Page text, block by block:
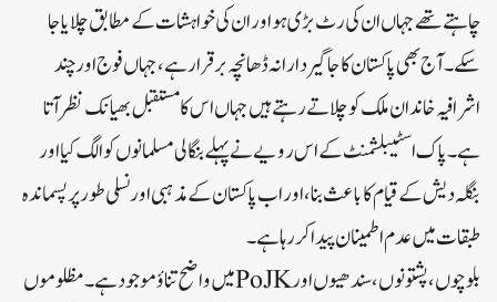
چاہتے تھے جہاں ان کی رٹ بڑی ہو اور ان کی خواہشات کے مطابق چلایا جا
سکے۔ آج بھی پاکستان کا جاگیردارانہ ڈھانچہ برقرار ہے، جہاں فوج اور چند
اشرافیہ خاندان ملک کو چلاتے رہتے ہیں جہاں اس کا مستقبل بھیانک نظر آتا
ہے۔ پاک اسٹیبلشمنٹ کے اس رویے نے پہلے بنگالی مسلمانوں کو الگ کیا اور
بنگلہ دیش کے قیام کا باعث بنا، اور اب پاکستان کے مذہبی اور نسلی طور پر پسماندہ
طبقات میں عدم اطمینان پیدا کر رہا ہے۔
بلوچوں، پشتونوں، سندھیوں اورPoJKمیں واضح تناؤ موجود ہے۔ مظلوموں